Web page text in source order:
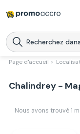
Magasins
Produits
Promoaccro
Page d'accueil >
Chalindrey -
Nous avons trouvé 1